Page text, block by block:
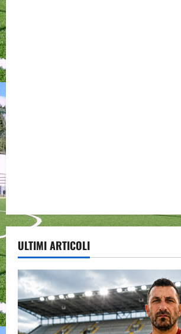
ULTIMI ARTICOLI